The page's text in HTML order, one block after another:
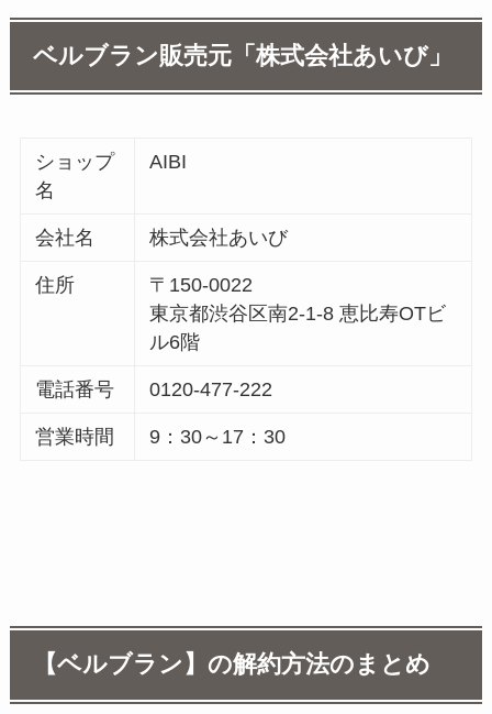
ベルブラン販売元「株式会社あいび」
ショップ
名
AIBI
会社名 株式会社あいび
住所
〒150-0022
東京都渋谷区南2-1-8 恵比寿OTビ
ル6階
電話番号 0120-477-222
営業時間 9：30～17：30
【ベルブラン】の解約方法のまとめ